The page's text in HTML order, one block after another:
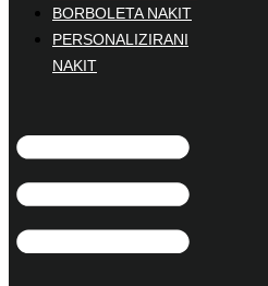
BORBOLETA NAKIT
PERSONALIZIRANI
NAKIT